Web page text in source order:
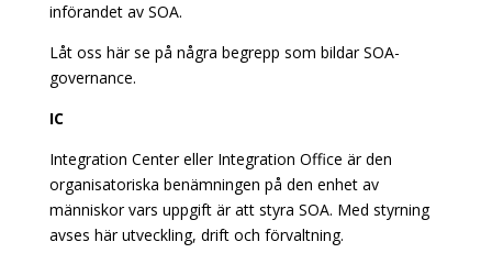
införandet av SOA.
Låt oss här se på några begrepp som bildar SOA-
governance.
IC
Integration Center eller Integration Office är den
organisatoriska benämningen på den enhet av
människor vars uppgift är att styra SOA. Med styrning
avses här utveckling, drift och förvaltning.